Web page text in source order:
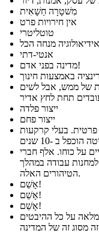
מִשׁטָרָה חַשָׁאִית
אין חירויות פרט
טוטליטרי
אידיאולוגיה מנחה הכל
אנטי-דתי
מדינה בפני אדם!
באמצעות חינוך
של ממש, אבל לשים
ייצור פלדה
ייצור פחם
פרטית. בעלי קרקעות
על כוחו. אלף חברי
למחנות עבודה במהלך
הטיהורים האלה.
אָשֵׁם!
אָשֵׁם!
אָשֵׁם!
על כל ההיבטים